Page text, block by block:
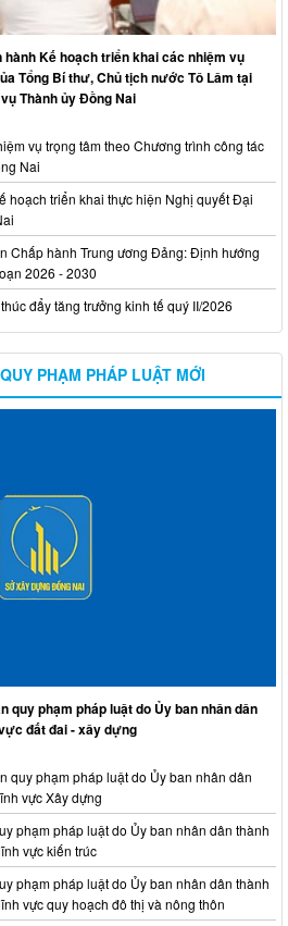
Kế hoạch triển khai các nhiệm vụ
Tổng Bí thư, Chủ tịch nước Tô Lâm tại
Thành ủy Đồng Nai
vụ trọng tâm theo Chương trình công tác
Nai
hoạch triển khai thực hiện Nghị quyết Đại
Chấp hành Trung ương Đảng: Định hướng
2026 - 2030
đẩy tăng trưởng kinh tế quý II/2026
PHẠM PHÁP LUẬT MỚI
quy phạm pháp luật do Ủy ban nhân dân
đất đai - xây dựng
quy phạm pháp luật do Ủy ban nhân dân
vực Xây dựng
phạm pháp luật do Ủy ban nhân dân thành
vực kiến trúc
phạm pháp luật do Ủy ban nhân dân thành
vực quy hoạch đô thị và nông thôn